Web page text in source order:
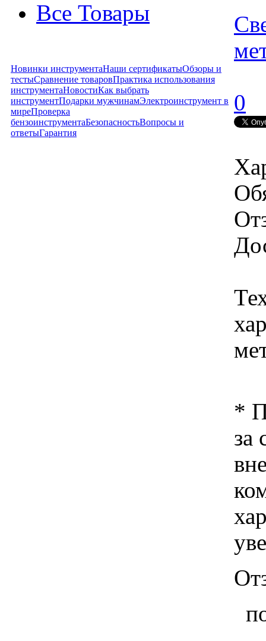
Все Товары
Новинки инструментаНаши сертификатыОбзоры и
тестыСравнение товаровПрактика использования
инструментаНовостиКак выбрать
инструментПодарки мужчинамЭлектроинструмент в
миреПроверка
бензоинструментаБезопасностьВопросы и
ответыГарантия
0
*
за